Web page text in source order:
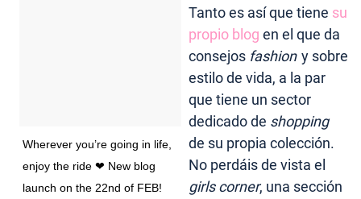
Wherever you’re going in life,
enjoy the ride ❤ New blog
launch on the 22nd of FEB!
Tanto es así que tiene su
propio blog en el que da
consejos fashion y sobre
estilo de vida, a la par
que tiene un sector
dedicado de shopping
de su propia colección.
No perdáis de vista el
girls corner, una sección